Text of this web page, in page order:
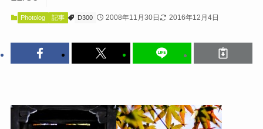
Photolog 記事 D300 2008年11月30日 2016年12月4日